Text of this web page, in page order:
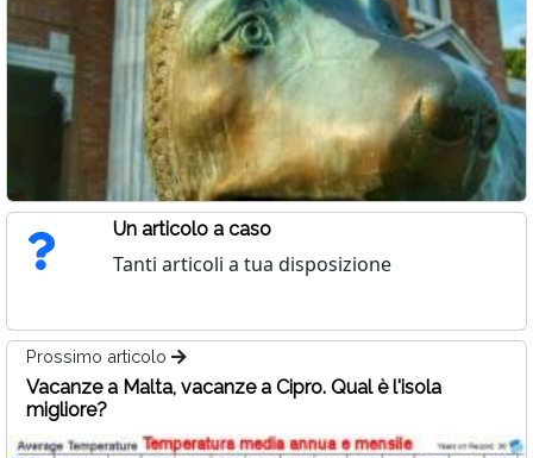
Un articolo a caso
Tanti articoli a tua disposizione
Prossimo articolo
Vacanze a Malta, vacanze a Cipro. Qual è l'isola
migliore?